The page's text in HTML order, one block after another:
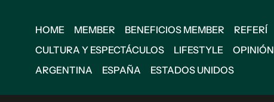
HOME MEMBER BENEFICIOS MEMBER REFERÍ
CULTURA Y ESPECTÁCULOS
LIFESTYLE OPINIÓN
ARGENTINA
ESPAÑA ESTADOS UNIDOS